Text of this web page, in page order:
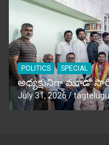
POLITICS SPECIAL
అధ్యక్షునిగా మూడో
July 31, 2026